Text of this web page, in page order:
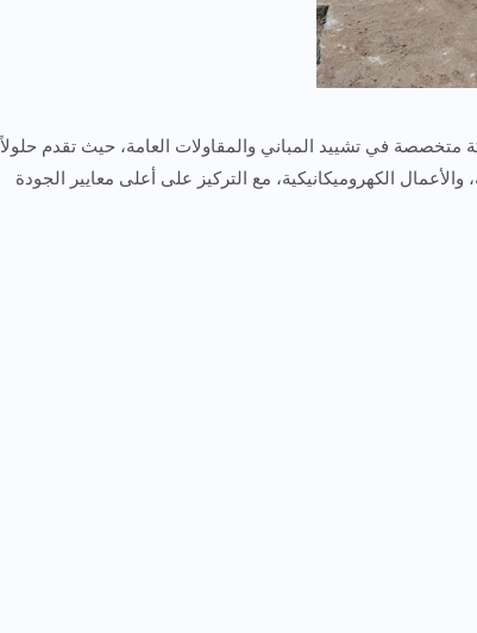
متخصصة في تشييد المباني والمقاولات العامة، حيث تقدم حلولاً
الكهروميكانيكية، مع التركيز على أعلى معايير الجودة